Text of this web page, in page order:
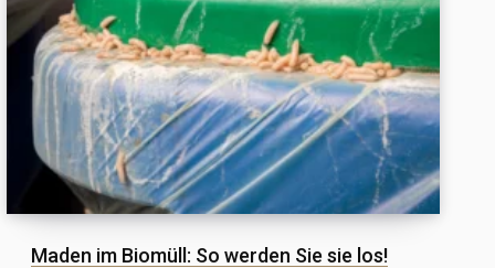
Maden im Biomüll: So werden Sie sie los!